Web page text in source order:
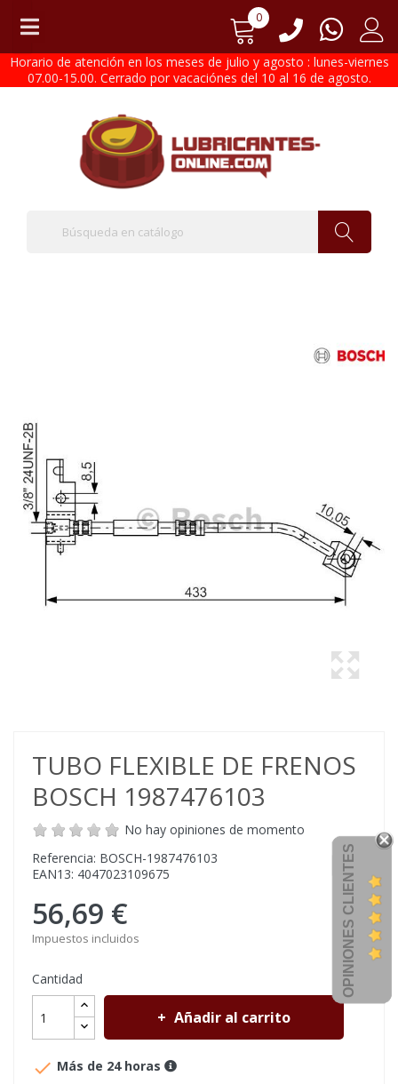
0
Horario de atención en los meses de julio y agosto : lunes-viernes
07.00-15.00. Cerrado por vacaciónes del 10 al 16 de agosto.
TUBO FLEXIBLE DE FRENOS
BOSCH 1987476103
No hay opiniones de momento
Referencia: BOSCH-1987476103
EAN13: 4047023109675
56,69 €
Impuestos incluidos
Cantidad
Añadir al carrito
 Más de 24 horas
OPINIONES CLIENTES